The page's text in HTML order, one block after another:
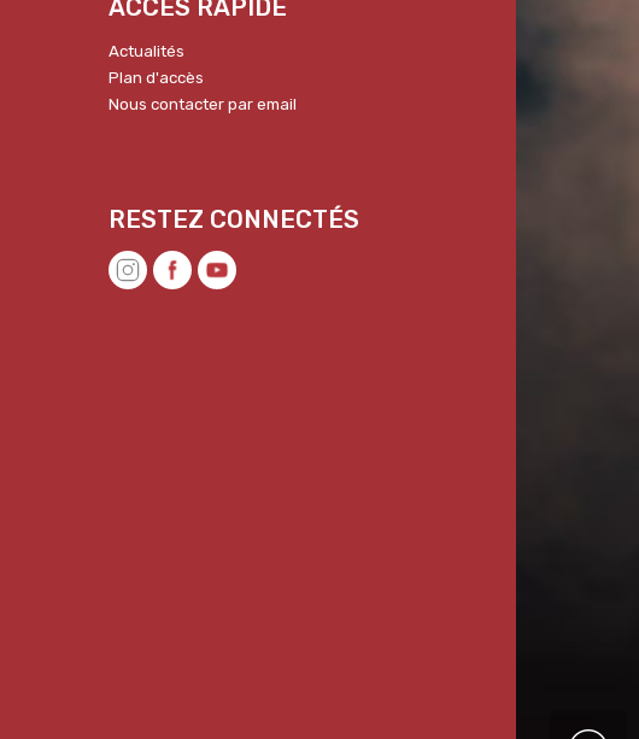
ACCÈS RAPIDE
Actualités
Plan d'accès
Nous contacter par email